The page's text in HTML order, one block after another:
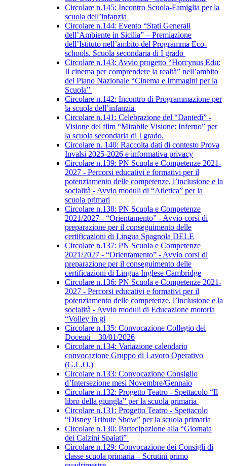
Circolare n.145: Incontro Scuola-Famiglia per la
scuola dell’infanzia
Circolare n.144: Evento “Stati Generali
dell’Ambiente in Sicilia” – Premiazione
dell’Istituto nell’ambito del Programma Eco-
schools. Scuola secondaria di I grado
Circolare n.143: Avvio progetto “Horcynus Edu:
Il cinema per comprendere la realtà” nell’ambito
del Piano Nazionale “Cinema e Immagini per la
Scuola”
Circolare n.142: Incontro di Programmazione per
la scuola dell’infanzia
Circolare n.141: Celebrazione del “Dantedì” -
Visione del film “Mirabile Visione: Inferno” per
la scuola secondaria di I grado.
Circolare n. 140: Raccolta dati di contesto Prova
Invalsi 2025-2026 e informativa privacy
Circolare n.139: PN Scuola e Competenze 2021-
2027 - Percorsi educativi e formativi per il
potenziamento delle competenze, l’inclusione e la
socialità - Avvio moduli di “Atletica” per la
scuola primari
Circolare n.138: PN Scuola e Competenze
2021/2027 - “Orientamento” - Avvio corsi di
preparazione per il conseguimento delle
certificazioni di Lingua Spagnola DELE
Circolare n.137: PN Scuola e Competenze
2021/2027 - “Orientamento” - Avvio corsi di
preparazione per il conseguimento delle
certificazioni di Lingua Inglese Cambridge
Circolare n.136: PN Scuola e Competenze 2021-
2027 - Percorsi educativi e formativi per il
potenziamento delle competenze, l’inclusione e la
socialità - Avvio moduli di Educazione motoria
“Volley in gi
Circolare n.135: Convocazione Collegio dei
Docenti – 30/01/2026
Circolare n.134: Variazione calendario
convocazione Gruppo di Lavoro Operativo
(G.L.O.)
Circolare n.133: Convocazione Consiglio
d’Intersezione mesi Novembre/Gennaio
Circolare n.132: Progetto Teatro - Spettacolo “Il
libro della giungla” per la scuola primaria
Circolare n.131: Progetto Teatro - Spettacolo
“Disney Tribute Show” per la scuola primaria
Circolare n.130: Partecipazione alla “Giornata
dei Calzini Spaiati”
Circolare n.129: Convocazione dei Consigli di
classe scuola primaria – Scrutini primo